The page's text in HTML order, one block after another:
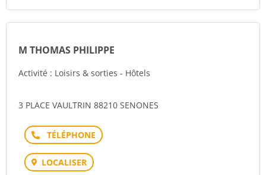
M THOMAS PHILIPPE
Activité : Loisirs & sorties - Hôtels
3 PLACE VAULTRIN 88210 SENONES
Téléphone
LOCALISER